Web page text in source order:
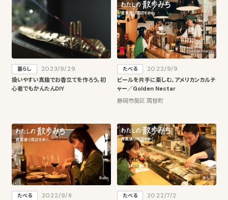
暮らし
2023/9/29
扱いやすい真鍮でお香立てを作ろう。初
心者でもかんたんDIY
たべる
2022/9/9
ビールを片手に楽しむ、アメリカンカルチ
ャー／Golden Nectar
静岡市葵区 両替町
たべる
2022/9/8
たべる
2022/7/2